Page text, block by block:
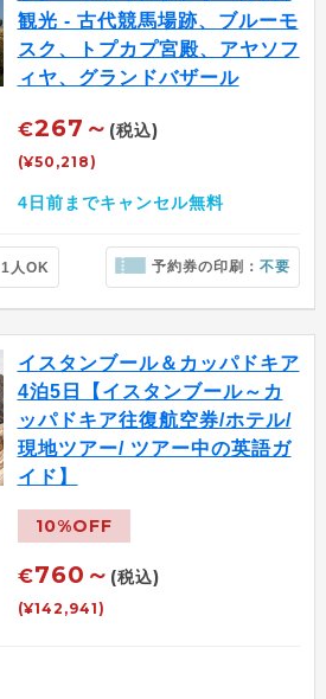
観光 - 古代競馬場跡、ブルーモ
スク、トプカプ宮殿、アヤソフ
ィヤ、グランドバザール
€267～ (税込)
(¥50,218)
4日前までキャンセル無料
1人OK 予約券の印刷：不要
イスタンブール＆カッパドキア
4泊5日【イスタンブール～カ
ッパドキア往復航空券/ホテル/
現地ツアー/ ツアー中の英語ガ
イド】
10%OFF
€760～ (税込)
(¥142,941)